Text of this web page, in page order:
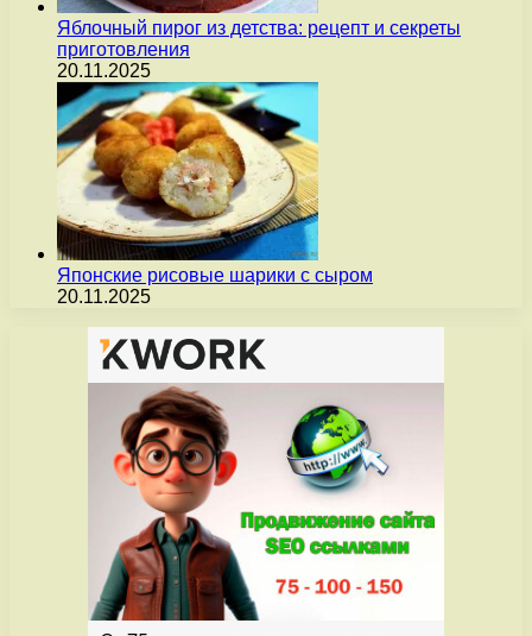
Яблочный пирог из детства: рецепт и секреты
приготовления
20.11.2025
Японские рисовые шарики с сыром
20.11.2025